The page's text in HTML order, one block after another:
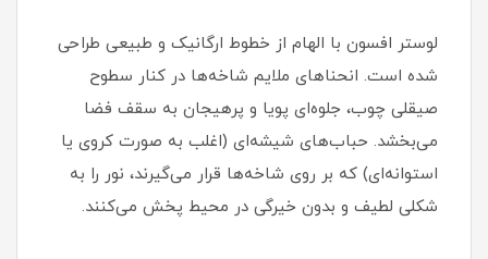
لوستر افسون با الهام از خطوط ارگانیک و طبیعی طراحی
شده است. انحناهای ملایم شاخه‌ها در کنار سطوح
صیقلی چوب، جلوه‌ای پویا و پرهیجان به سقف فضا
می‌بخشد. حباب‌های شیشه‌ای (اغلب به صورت کروی یا
استوانه‌ای) که بر روی شاخه‌ها قرار می‌گیرند، نور را به
شکلی لطیف و بدون خیرگی در محیط پخش می‌کنند.